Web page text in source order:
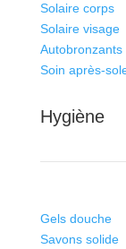
Solaire corps
Solaire visage
Autobronzants
Soin après-
Hygiène
Gels douche
Savons solide